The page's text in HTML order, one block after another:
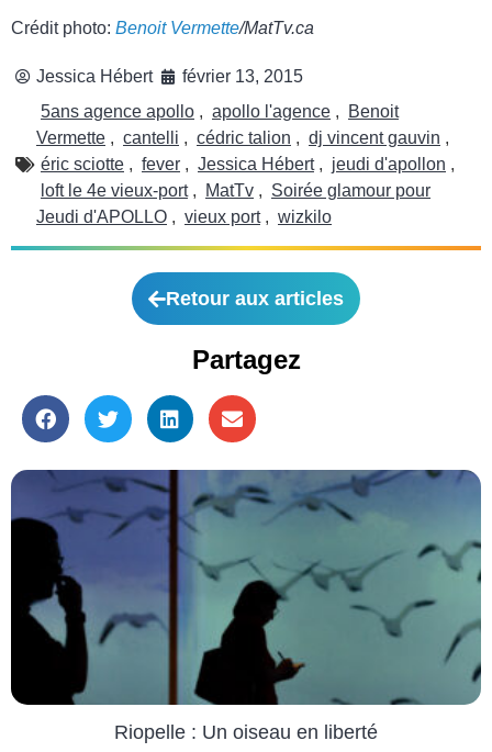
Crédit photo: Benoit Vermette/MatTv.ca
Jessica Hébert
février 13, 2015
5ans agence apollo , apollo l'agence ,
Benoit
Vermette , cantelli , cédric talion , dj vincent gauvin ,
éric sciotte , fever , Jessica Hébert , jeudi d'apollon ,
loft le 4e vieux-port , MatTv , Soirée glamour pour
Jeudi d'APOLLO , vieux port , wizkilo
Retour aux articles
Partagez
Riopelle : Un oiseau en liberté